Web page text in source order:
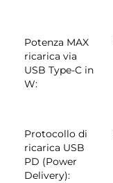
Potenza MAX
ricarica via
USB Type-C in
W:
Protocollo di
ricarica USB
PD (Power
Delivery):